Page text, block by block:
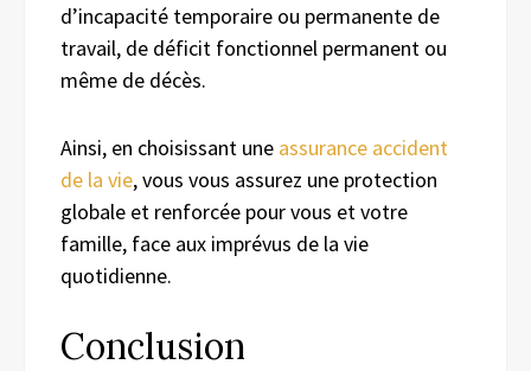
d’incapacité temporaire ou permanente de
travail, de déficit fonctionnel permanent ou
même de décès.
Ainsi, en choisissant une assurance accident
de la vie, vous vous assurez une protection
globale et renforcée pour vous et votre
famille, face aux imprévus de la vie
quotidienne.
Conclusion